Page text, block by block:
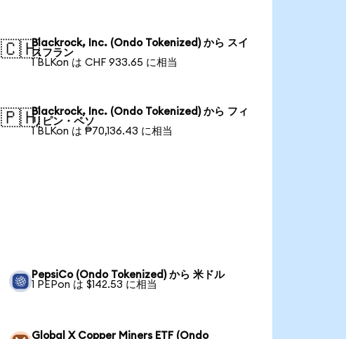
🇨🇭Blackrock, Inc. (Ondo Tokenized) から スイ
スフラン
1 BLKon は CHF 933.65 に相当
🇵🇭Blackrock, Inc. (Ondo Tokenized) から フィ
リピン・ペソ
1 BLKon は ₱70,136.43 に相当
PepsiCo (Ondo Tokenized) から 米ドル
1 PEPon は $142.53 に相当
Global X Copper Miners ETF (Ondo